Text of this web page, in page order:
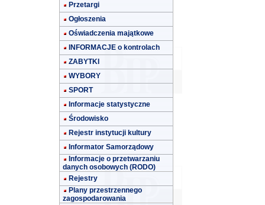
Przetargi
Ogłoszenia
Oświadczenia majątkowe
INFORMACJE o kontrolach
ZABYTKI
WYBORY
SPORT
Informacje statystyczne
Środowisko
Rejestr instytucji kultury
Informator Samorządowy
Informacje o przetwarzaniu
danych osobowych (RODO)
Rejestry
Plany przestrzennego
zagospodarowania